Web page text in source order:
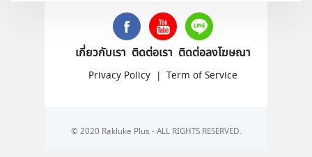
เกี่ยวกับเรา ติดต่อเรา ติดต่อลงโฆษณา
Privacy Policy | Term of Service
© 2020 Rakluke Plus - ALL RIGHTS RESERVED.